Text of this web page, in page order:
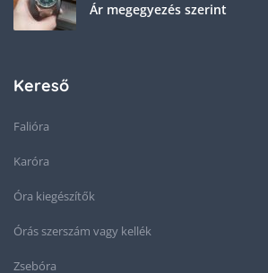
Ár megegyezés szerint
Kereső
Falióra
Karóra
Óra kiegészítők
Órás szerszám vagy kellék
Zsebóra